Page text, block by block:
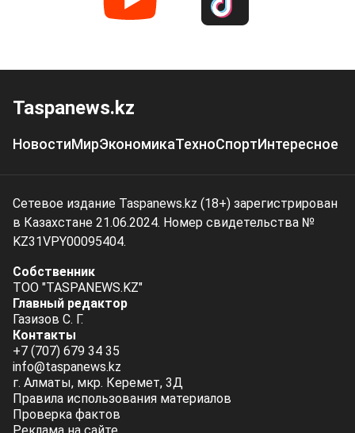
Taspanews.kz
НовостиМирЭкономикаТехноСпортИнтересное
Сетевое издание Taspanews.kz (18+) зарегистрирован
в Казахстане 21.06.2024. Номер свидетельства №
KZ31VPY00095404.
Собственник
ТОО "TASPANEWS.KZ"
Главный редактор
Газизов С. Г.
Контакты
+7 (707) 679 34 35
info@taspanews.kz
г. Алматы, мкр. Керемет, 3Д
Правила использования материалов
Проверка фактов